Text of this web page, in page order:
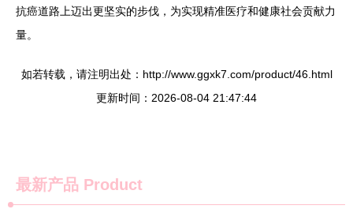
抗癌道路上迈出更坚实的步伐，为实现精准医疗和健康社会贡献力
量。
如若转载，请注明出处：http://www.ggxk7.com/product/46.html
更新时间：2026-08-04 21:47:44
最新产品 Product